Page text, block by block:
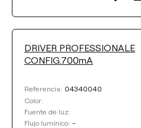
DRIVER PROFESSIONALE
CONFIG.700mA
Referencia: 04340040
Color:
Fuente de luz:
Flujo lumínico: -